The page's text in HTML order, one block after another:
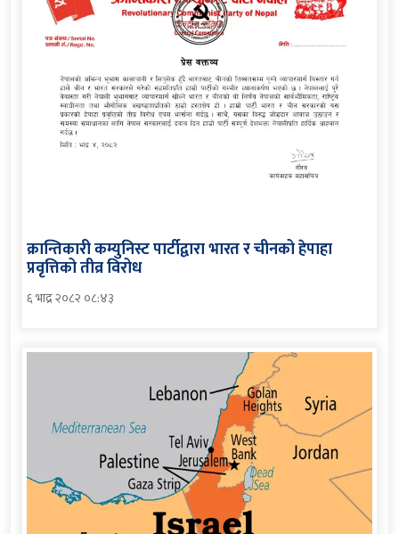
क्रान्तिकारी कम्युनिस्ट पार्टीद्वारा भारत र चीनको हेपाहा
प्रवृत्तिको तीव्र विरोध
६ भाद्र २०८२ ०८:४३